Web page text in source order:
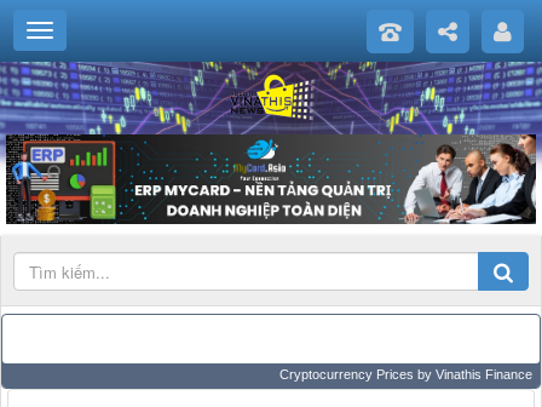
Cryptocurrency Prices by Vinathis Finance